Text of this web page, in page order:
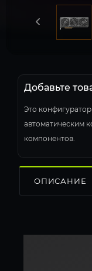
Добавьте
Это
автоматическим
компонентов.
ОПИСАНИЕ